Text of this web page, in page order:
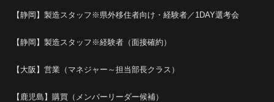
【静岡】製造スタッフ※県外移住者向け・経験者／1DAY選考会
【静岡】製造スタッフ※経験者（面接確約）
【大阪】営業（マネジャー～担当部長クラス）
【鹿児島】購買（メンバーリーダー候補）